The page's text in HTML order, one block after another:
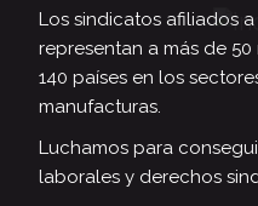
Los sindicatos afiliados
representan a más de
140 países en los
manufacturas.
Luchamos para
laborales y derechos